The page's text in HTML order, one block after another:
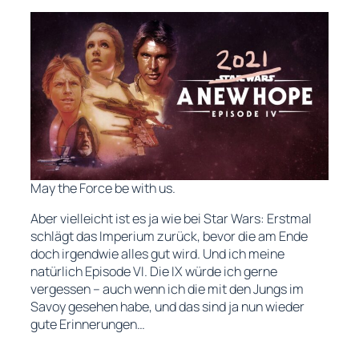
May the Force be with us.
Aber vielleicht ist es ja wie beiStar Wars: Erstmal
schlägt das Imperium zurück, bevor die am Ende
doch irgendwie alles gut wird. Und ich meine
natürlich Episode VI. Die IX würde ich gerne
vergessen – auch wenn ich die mit den Jungs im
Savoy gesehen habe, und das sind ja nun wieder
gute Erinnerungen…